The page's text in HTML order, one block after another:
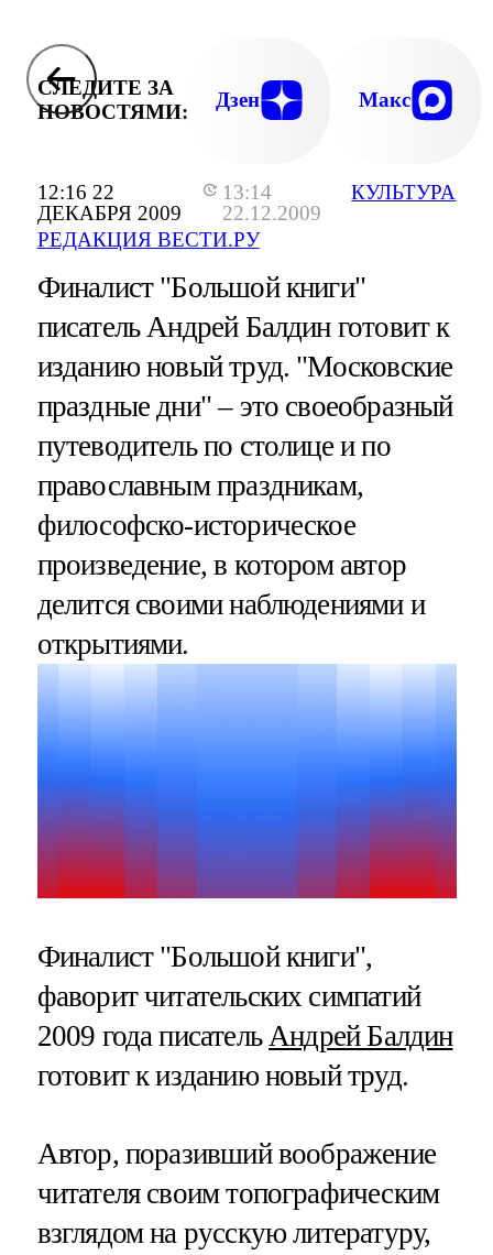
12:16 22
ДЕКАБРЯ 2009
13:14
22.12.2009
РЕДАКЦИЯ ВЕСТИ.РУ
КУЛЬТУРА
СЛЕДИТЕ ЗА
НОВОСТЯМИ:
Дзен Макс
Финалист "Большой книги"
писатель Андрей Балдин готовит к
изданию новый труд. "Московские
праздные дни" – это своеобразный
путеводитель по столице и по
православным праздникам,
философско-историческое
произведение, в котором автор
делится своими наблюдениями и
открытиями.
Финалист "Большой книги",
фаворит читательских симпатий
2009 года писатель Андрей Балдин
готовит к изданию новый труд.
Автор, поразивший воображение
читателя своим топографическим
взглядом на русскую литературу,